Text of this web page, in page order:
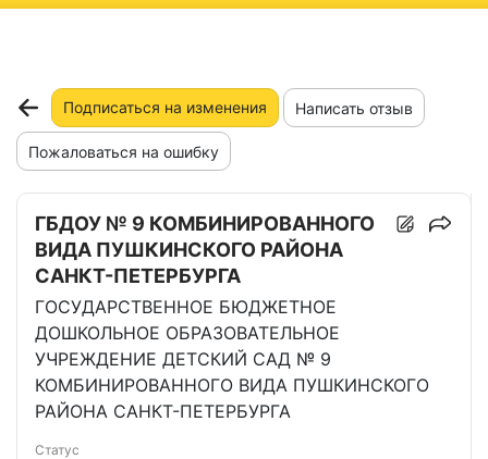
Подписаться на изменения Написать отзыв
Пожаловаться на ошибку
ГБДОУ № 9 КОМБИНИРОВАННОГО
ВИДА ПУШКИНСКОГО РАЙОНА
САНКТ-ПЕТЕРБУРГА
ГОСУДАРСТВЕННОЕ БЮДЖЕТНОЕ
ДОШКОЛЬНОЕ ОБРАЗОВАТЕЛЬНОЕ
УЧРЕЖДЕНИЕ ДЕТСКИЙ САД № 9
КОМБИНИРОВАННОГО ВИДА ПУШКИНСКОГО
РАЙОНА САНКТ-ПЕТЕРБУРГА
Статус